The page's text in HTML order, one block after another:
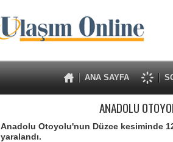
ANA SAYFA
ANADOLU
Anadolu Otoyolu'nun Düzce kesiminde
yaralandı.